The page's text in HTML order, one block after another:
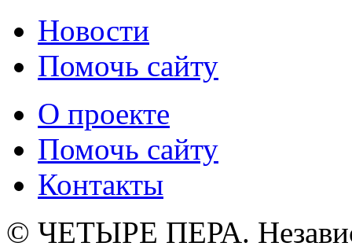
Новости
Помочь сайту
О проекте
Помочь сайту
Контакты
© ЧЕТЫРЕ ПЕРА.